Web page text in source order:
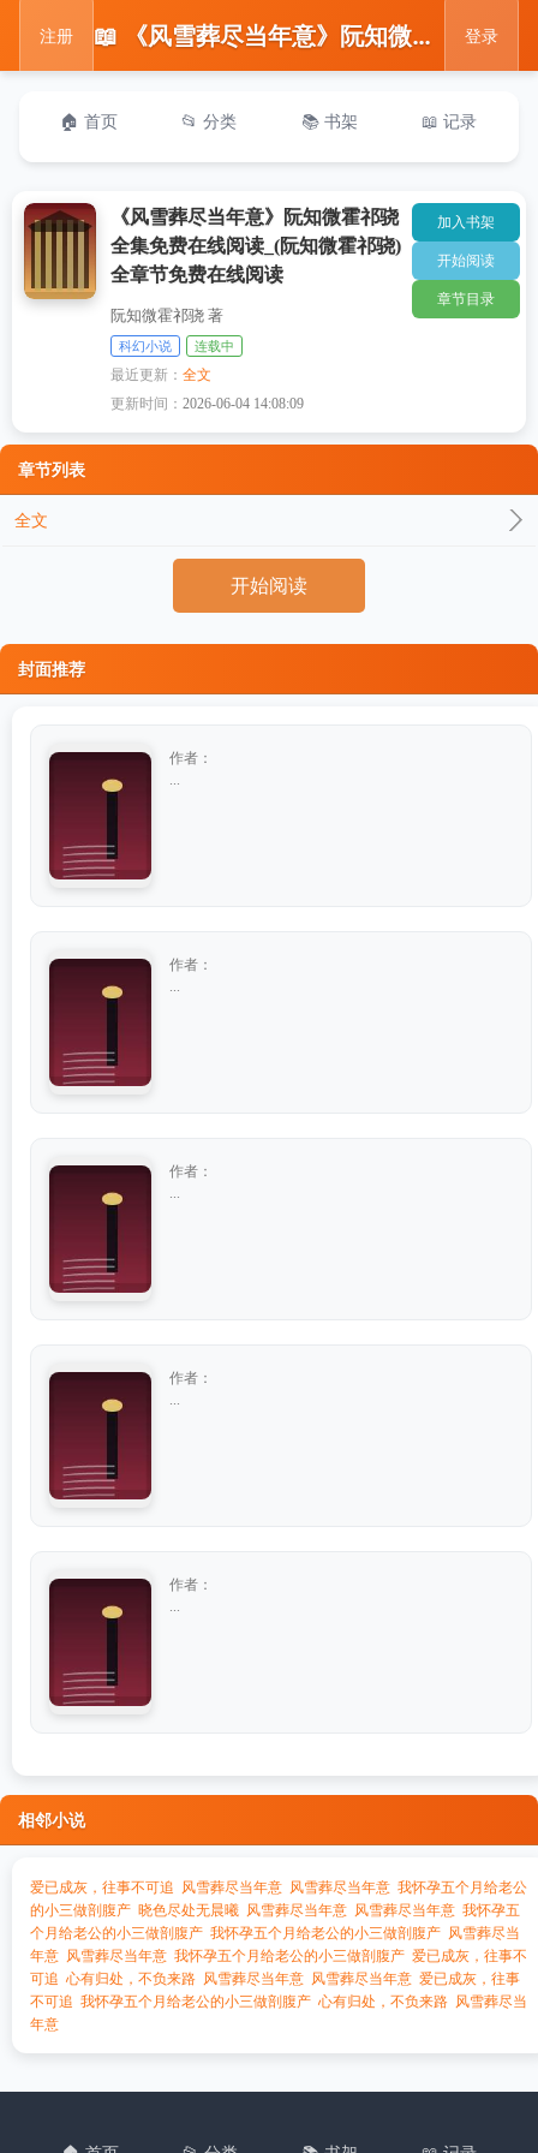
注册 📖 《风雪葬尽当年意》阮知微霍祁骁全集免费在线阅读_(阮知微霍祁骁)全章节免费在线阅读 登录
🏠 首页 📂 分类 📚 书架 📖 记录
《风雪葬尽当年意》阮知微霍祁骁
全集免费在线阅读_(阮知微霍祁骁)
全章节免费在线阅读
阮知微霍祁骁 著
科幻小说 连载中
最近更新：全文
更新时间：2026-06-04 14:08:09
加入书架
开始阅读
章节目录
章节列表
全文
开始阅读
封面推荐
作者：
作者：
作者：
作者：
作者：
相邻小说
爱已成灰，往事不可追 风雪葬尽当年意 风雪葬尽当年意 我怀孕五个月给老公
的小三做剖腹产 晓色尽处无晨曦 风雪葬尽当年意 风雪葬尽当年意 我怀孕五
个月给老公的小三做剖腹产 我怀孕五个月给老公的小三做剖腹产 风雪葬尽当
年意 风雪葬尽当年意 我怀孕五个月给老公的小三做剖腹产 爱已成灰，往事不
可追 心有归处，不负来路 风雪葬尽当年意 风雪葬尽当年意 爱已成灰，往事
不可追 我怀孕五个月给老公的小三做剖腹产 心有归处，不负来路 风雪葬尽当
年意